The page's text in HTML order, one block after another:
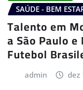
SAÚDE - BEM
Talento em
a São Paulo
Futebol
admin dez